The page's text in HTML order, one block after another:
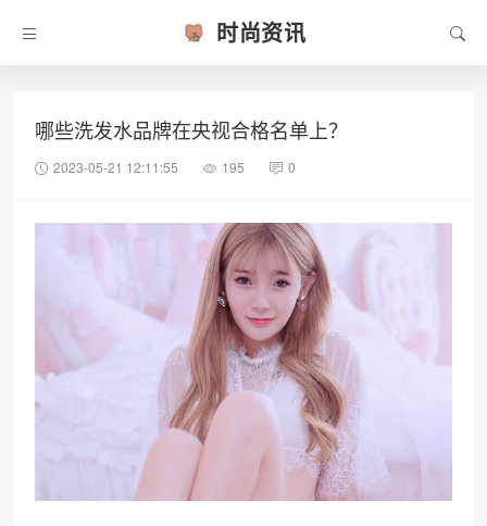
时尚资讯
哪些洗发水品牌在央视合格名单上？
2023-05-21 12:11:55 195 0